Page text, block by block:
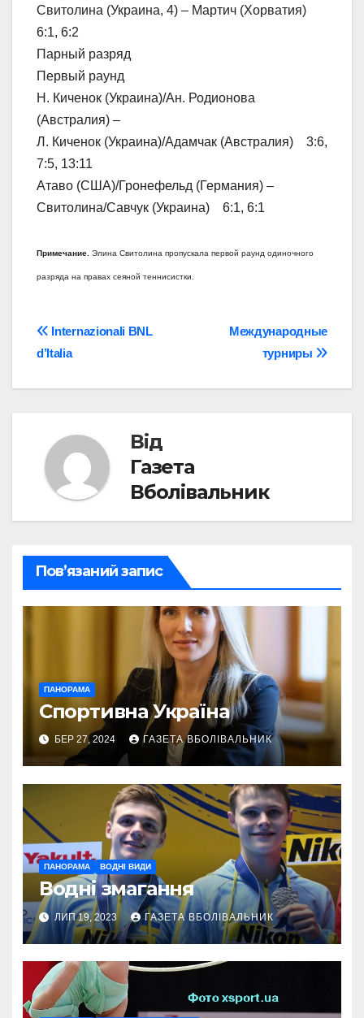
Свитолина (Украина, 4) – Мартич (Хорватия)
6:1, 6:2
Парный разряд
Первый раунд
Н. Киченок (Украина)/Ан. Родионова
(Австралия) –
Л. Киченок (Украина)/Адамчак (Австралия) 3:6,
7:5, 13:11
Атаво (США)/Гронефельд (Германия) –
Свитолина/Савчук (Украина) 6:1, 6:1
Примечание. Элина Свитолина пропускала первой раунд одиночного
разряда на правах сеяной теннисистки.
Навігація
Международные
турниры
Internazionali BNL
d’Italia
Від
Газета
Вболівальник
Пов’язаний запис
ПАНОРАМА
Спортивна Україна
БЕР 27, 2024 ГАЗЕТА ВБОЛІВАЛЬНИК
ПАНОРАМА ВОДНІ ВИДИ
Водні змагання
ЛИП 19, 2023 ГАЗЕТА ВБОЛІВАЛЬНИК